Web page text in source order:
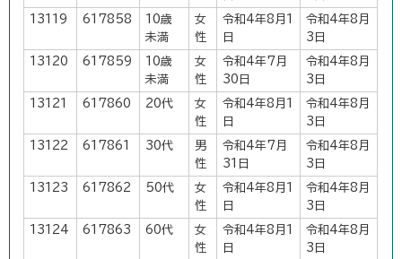
13119 617858
10歳
未満
女
性
令和4年8月1
日
令和4年8月
3日
13120 617859
10歳
未満
女
性
令和4年7月
30日
令和4年8月
3日
13121 617860 20代
女
性
令和4年8月1
日
令和4年8月
3日
13122 617861 30代
男
性
令和4年7月
31日
令和4年8月
3日
13123 617862 50代
女
性
令和4年8月1
日
令和4年8月
3日
13124 617863 60代
女
性
令和4年8月1
日
令和4年8月
3日